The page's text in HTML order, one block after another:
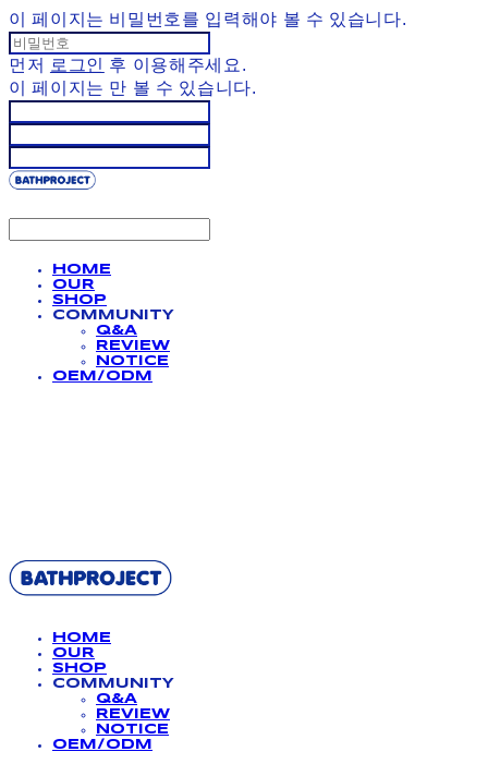
이 페이지는 비밀번호를 입력해야 볼 수 있습니다.
먼저 로그인 후 이용해주세요.
이 페이지는 만 볼 수 있습니다.
HOME
OUR
SHOP
COMMUNITY
Q&A
REVIEW
NOTICE
OEM/ODM
HOME
OUR
SHOP
COMMUNITY
Q&A
REVIEW
NOTICE
OEM/ODM